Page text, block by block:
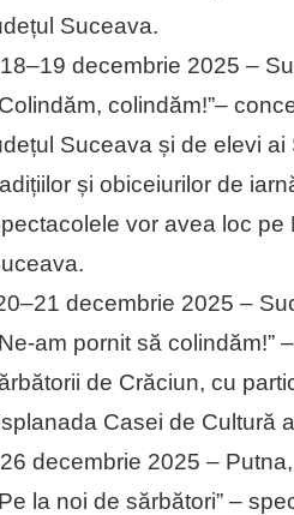
Suceava.
decembrie 2025 –
colindăm!”–
Suceava și de elevi ai
și obiceiurilor de
vor avea loc
decembrie 2025 –
am pornit să colindăm!”
de Crăciun, cu
Casei de Cultură
decembrie 2025 –
la noi de sărbători” –